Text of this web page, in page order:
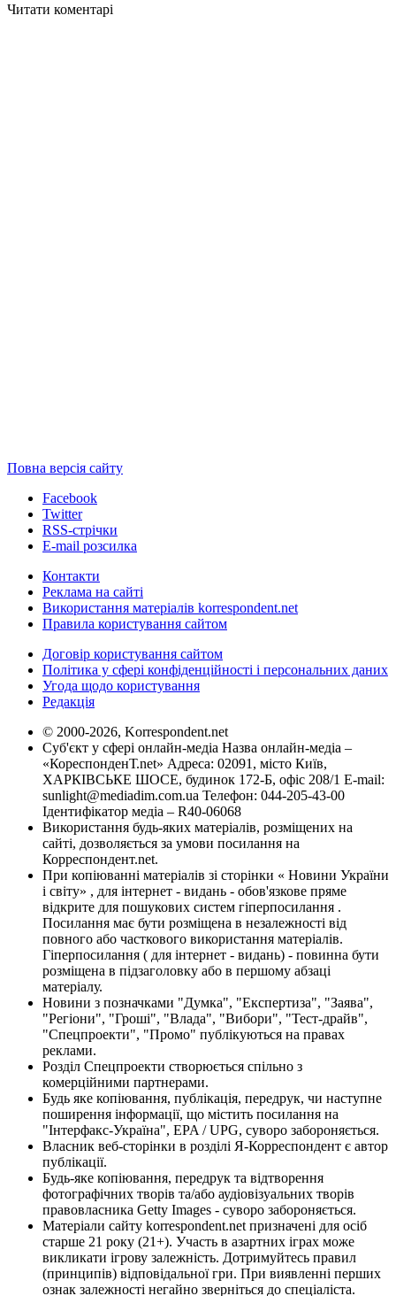
Читати коментарі
Повна версія сайту
Facebook
Twitter
RSS-стрічки
E-mail розсилка
Контакти
Реклама на сайті
Використання матеріалів korrespondent.net
Правила користування сайтом
Договір користування сайтом
Політика у сфері конфіденційності і персональних даних
Угода щодо користування
Редакція
© 2000-2026, Korrespondent.net
Суб'єкт у сфері онлайн-медіа Назва онлайн-медіа –
«КореспонденТ.net» Адреса: 02091, місто Київ,
ХАРКІВСЬКЕ ШОСЕ, будинок 172-Б, офіс 208/1 E-mail:
sunlight@mediadim.com.ua Телефон: 044-205-43-00
Ідентифікатор медіа – R40-06068
Використання будь-яких матеріалів, розміщених на
сайті, дозволяється за умови посилання на
Корреспондент.net.
При копіюванні матеріалів зі сторінки « Новини України
і світу» , для інтернет - видань - обов'язкове пряме
відкрите для пошукових систем гіперпосилання .
Посилання має бути розміщена в незалежності від
повного або часткового використання матеріалів.
Гіперпосилання ( для інтернет - видань) - повинна бути
розміщена в підзаголовку або в першому абзаці
матеріалу.
Новини з позначками "Думка", "Експертиза", "Заява",
"Регіони", "Гроші", "Влада", "Вибори", "Тест-драйв",
"Спецпроекти", "Промо" публікуються на правах
реклами.
Розділ Спецпроекти створюється спільно з
комерційними партнерами.
Будь яке копіювання, публікація, передрук, чи наступне
поширення інформації, що містить посилання на
"Інтерфакс-Україна", EPA / UPG, суворо забороняється.
Власник веб-сторінки в розділі Я-Корреспондент є автор
публікації.
Будь-яке копіювання, передрук та відтворення
фотографічних творів та/або аудіовізуальних творів
правовласника Getty Images - суворо забороняється.
Матеріали сайту korrespondent.net призначені для осіб
старше 21 року (21+). Участь в азартних іграх може
викликати ігрову залежність. Дотримуйтесь правил
(принципів) відповідальної гри. При виявленні перших
ознак залежності негайно зверніться до спеціаліста.